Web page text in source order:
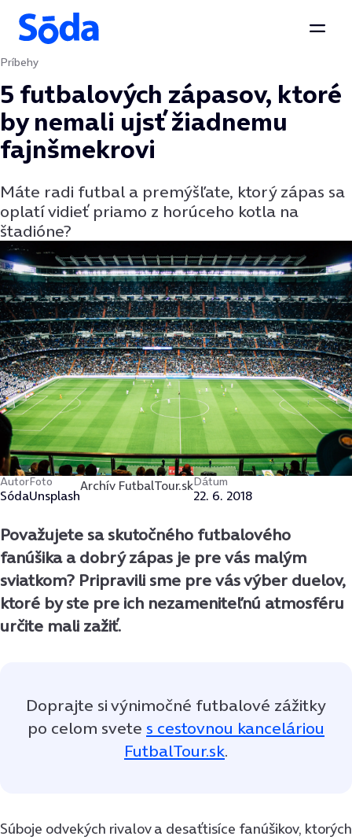
Preskočiť na obsah
Príbehy
5 futbalových zápasov, ktoré
by nemali ujsť žiadnemu
fajnšmekrovi
Máte radi futbal a premýšľate, ktorý zápas sa
oplatí vidieť priamo z horúceho kotla na
štadióne?
Autor
Sóda
Foto
Unsplash
Archív FutbalTour.skDátum
22. 6. 2018
Považujete sa skutočného futbalového
fanúšika a dobrý zápas je pre vás malým
sviatkom? Pripravili sme pre vás výber duelov,
ktoré by ste pre ich nezameniteľnú atmosféru
určite mali zažiť.
Doprajte si výnimočné futbalové zážitky
po celom svete s cestovnou kanceláriou
FutbalTour.sk.
Súboje odvekých rivalov a desaťtisíce fanúšikov, ktorých